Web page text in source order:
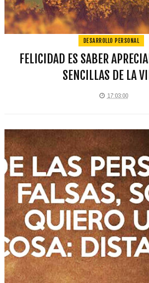
DESARROLLO PERSONAL
FELICIDAD ES SABER
SENCILLAS DE LA
17:03:00